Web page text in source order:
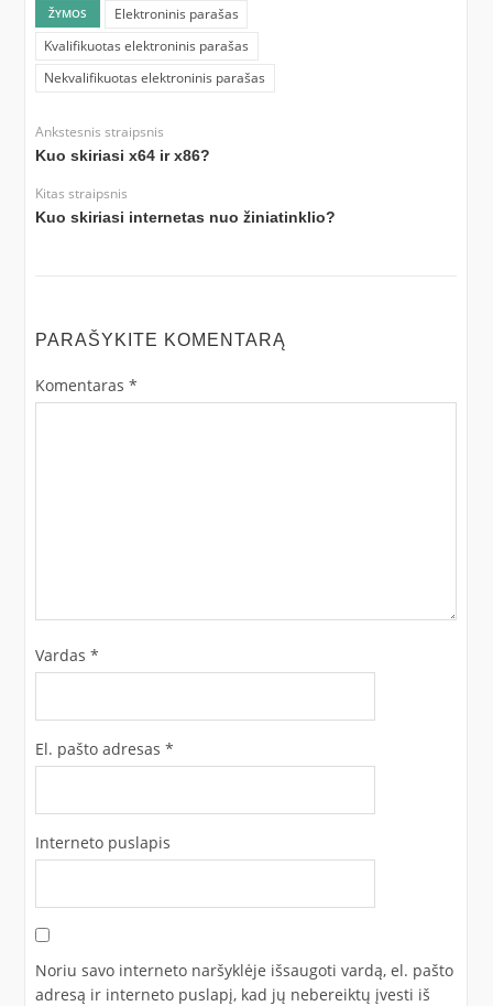
ŽYMOS
Elektroninis parašas
Kvalifikuotas elektroninis parašas
Nekvalifikuotas elektroninis parašas
Ankstesnis straipsnis
Kuo skiriasi x64 ir x86?
Kitas straipsnis
Kuo skiriasi internetas nuo žiniatinklio?
PARAŠYKITE KOMENTARĄ
Komentaras *
Vardas *
El. pašto adresas *
Interneto puslapis
Noriu savo interneto naršyklėje išsaugoti vardą, el. pašto
adresą ir interneto puslapį, kad jų nebereiktų įvesti iš